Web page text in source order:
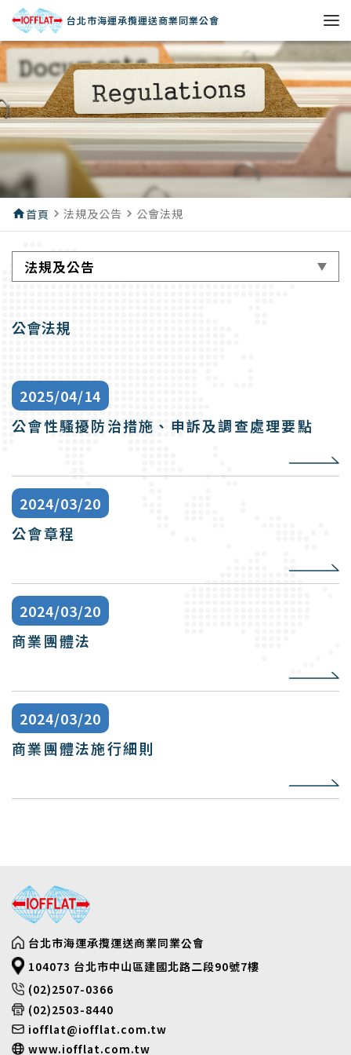
台北市海運承攬運送商業同業公會
home首頁 navigate_next 法規及公告 navigate_next 公會法規
法規及公告
公會法規
公會性騷擾防治措施、申訴及調查處理要點
公會章程
商業團體法
商業團體法施行細則
台北市海運承攬運送商業同業公會
104073 台北市中山區建國北路二段90號7樓
(02)2507-0366
(02)2503-8440
iofflat@iofflat.com.tw
www.iofflat.com.tw